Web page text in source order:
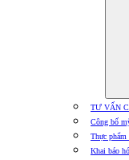
TƯ VẤN
Công bố
Thực phẩm
Khai báo